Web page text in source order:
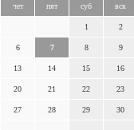
чет пят суб вск
1 2
6 7 8 9
13 14 15 16
20 21 22 23
27 28 29 30